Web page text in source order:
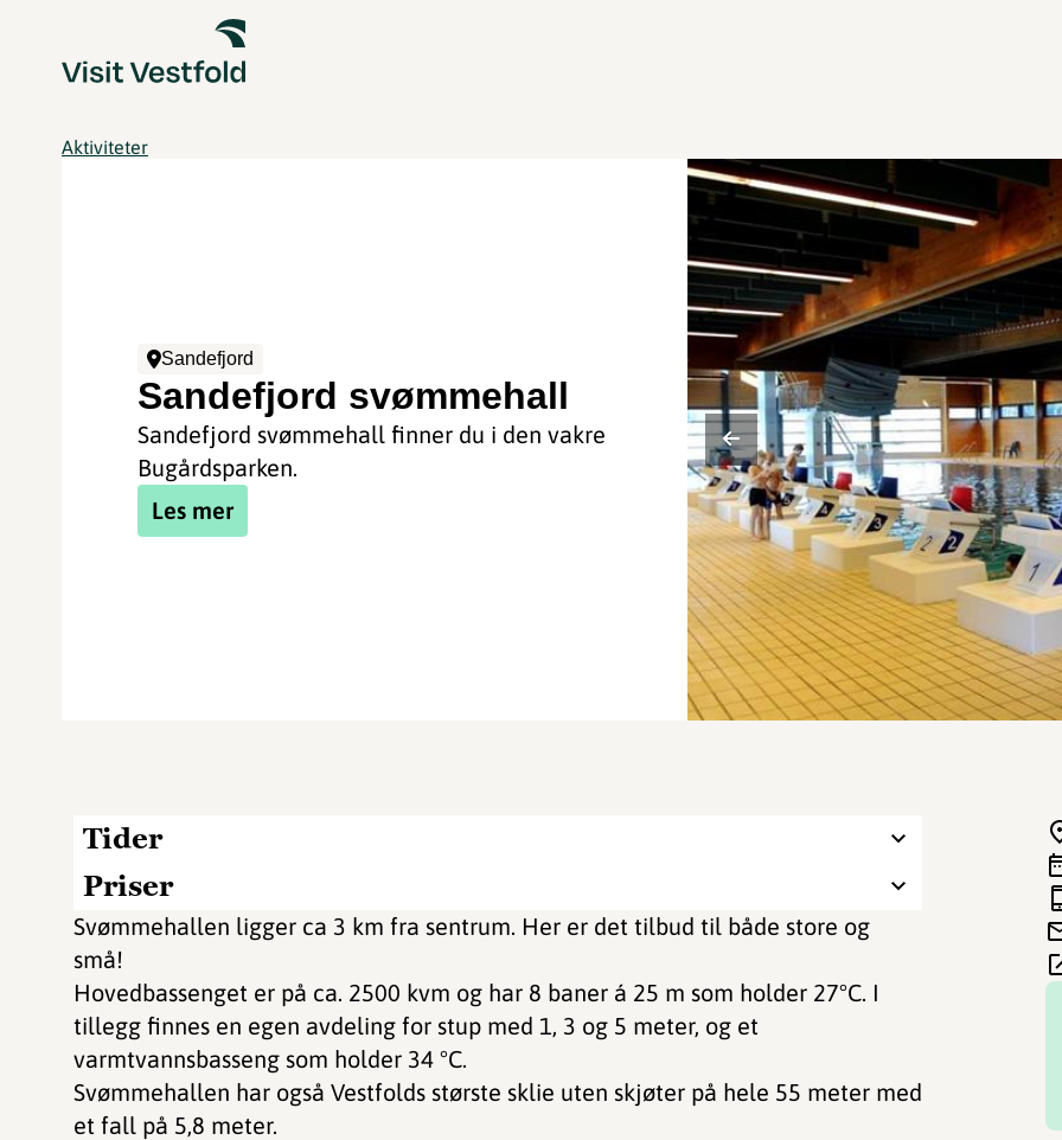
Aktiviteter
Sandefjord
Sandefjord svømmehall
Sandefjord svømmehall finner du i den vakre
Bugårdsparken.
Les mer
Tider
Priser
Svømmehallen ligger ca 3 km fra sentrum. Her er det tilbud til både store og
små!
Hovedbassenget er på ca. 2500 kvm og har 8 baner á 25 m som holder 27°C. I
tillegg finnes en egen avdeling for stup med 1, 3 og 5 meter, og et
varmtvannsbasseng som holder 34 °C.
Svømmehallen har også Vestfolds største sklie uten skjøter på hele 55 meter med
et fall på 5,8 meter.